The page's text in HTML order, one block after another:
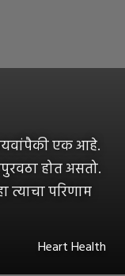
एक आहे.
होत असतो.
परिणाम
Heart Health